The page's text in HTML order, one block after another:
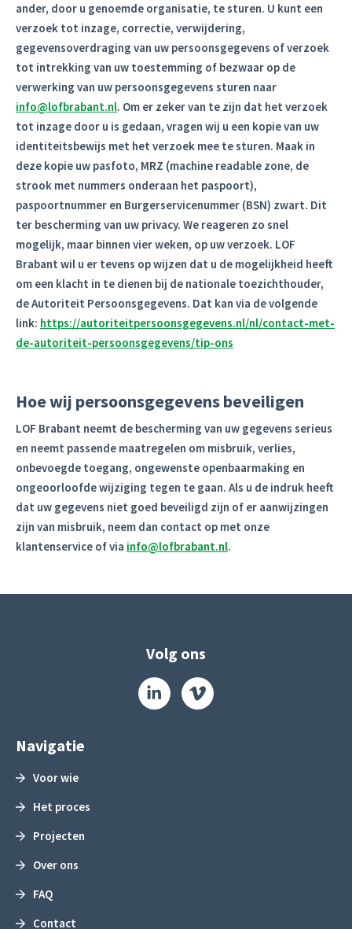
ander, door u genoemde organisatie, te sturen. U kunt een
verzoek tot inzage, correctie, verwijdering,
gegevensoverdraging van uw persoonsgegevens of verzoek
tot intrekking van uw toestemming of bezwaar op de
verwerking van uw persoonsgegevens sturen naar
info@lofbrabant.nl. Om er zeker van te zijn dat het verzoek
tot inzage door u is gedaan, vragen wij u een kopie van uw
identiteitsbewijs met het verzoek mee te sturen. Maak in
deze kopie uw pasfoto, MRZ (machine readable zone, de
strook met nummers onderaan het paspoort),
paspoortnummer en Burgerservicenummer (BSN) zwart. Dit
ter bescherming van uw privacy. We reageren zo snel
mogelijk, maar binnen vier weken, op uw verzoek. LOF
Brabant wil u er tevens op wijzen dat u de mogelijkheid heeft
om een klacht in te dienen bij de nationale toezichthouder,
de Autoriteit Persoonsgegevens. Dat kan via de volgende
link: https://autoriteitpersoonsgegevens.nl/nl/contact-met-
de-autoriteit-persoonsgegevens/tip-ons
Hoe wij persoonsgegevens beveiligen
LOF Brabant neemt de bescherming van uw gegevens serieus
en neemt passende maatregelen om misbruik, verlies,
onbevoegde toegang, ongewenste openbaarmaking en
ongeoorloofde wijziging tegen te gaan. Als u de indruk heeft
dat uw gegevens niet goed beveiligd zijn of er aanwijzingen
zijn van misbruik, neem dan contact op met onze
klantenservice of via info@lofbrabant.nl.
Volg ons
Navigatie
Voor wie
Het proces
Projecten
Over ons
FAQ
Contact